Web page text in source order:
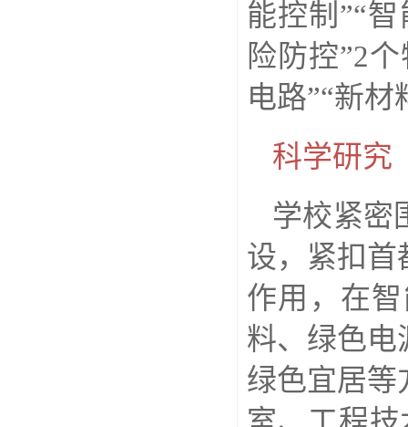
能控制”“
险防控”2
电路”“新
科学研究
学校紧密
设，紧扣首
作用，在
料、绿色电
绿色宜居等